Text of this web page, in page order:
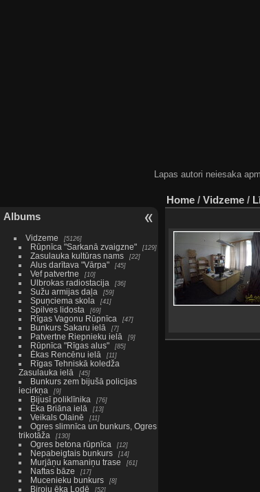
Lapas autori neiesaka
Albums
Vidzeme 5126
Rūpnīca "Sarkanā zvaigzne" 129
Zasulauka kultūras nams 22
Alus darītava "Vārpa" 45
Vef patvertne 10
Ulbrokas radiostacija 36
Sužu armijas daļa 59
Spuņciema skola 41
Spilves lidosta 69
Rīgas Vagonu Rūpnīca 47
Bunkurs Sakaru ielā 7
Patvertne Riepnieku ielā 9
Rūpnīca "Rīgas alus" 85
Ēkas Rencēnu ielā 11
Rīgas Tehniskā koledža
Zasulauka ielā
45
Bunkurs zem bijušā policijas
iecirkņa
9
Bijusī poliklīnika 76
Ēka Briāna ielā 13
Veikals Olainē 11
Ogres slimnīca un bunkurs, Ogres
trikotāža
130
Ogres betona rūpnīca 12
Nepabeigtais bunkurs 14
Murjāņu kamaniņu trase 61
Naftas bāze 17
Mucenieku bunkurs 8
Biroju ēka Lodē 52
Home / Vidzeme /